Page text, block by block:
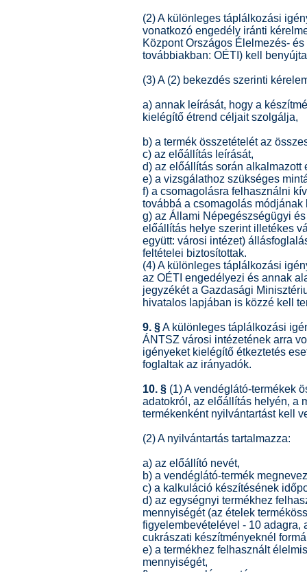
(2) A különleges táplálkozási
vonatkozó engedély iránti
Központ Országos Élelmezés-
továbbiakban: OÉTI) kell
(3) A (2) bekezdés szerinti
a) annak leírását, hogy a
kielégítő étrend céljait szolgálja,
b) a termék összetételét az
c) az előállítás leírását,
d) az előállítás során alkalmazott
e) a vizsgálathoz szükséges
f) a csomagolásra felhasználni
továbbá a csomagolás
g) az Állami Népegészségügyi
előállítás helye szerint illetékes
együtt: városi intézet)
feltételei biztosítottak.
(4) A különleges táplálkozási
az OÉTI engedélyezi és annak
jegyzékét a Gazdasági
hivatalos lapjában is közzé kell
9. §A különleges táplálkozási
ÁNTSZ városi intézetének arra
igényeket kielégítő étkeztetés
foglaltak az irányadók.
10. § (1) A vendéglátó-termékek
adatokról, az előállítás helyén, a
termékenként nyilvántartást kell
(2) A nyilvántartás tartalmazza:
a) az előállító nevét,
b) a vendéglátó-termék
c) a kalkuláció készítésének
d) az egységnyi termékhez
mennyiségét (az ételek
figyelembevételével - 10 adagra,
cukrászati készítményeknél
e) a termékhez felhasznált
mennyiségét,